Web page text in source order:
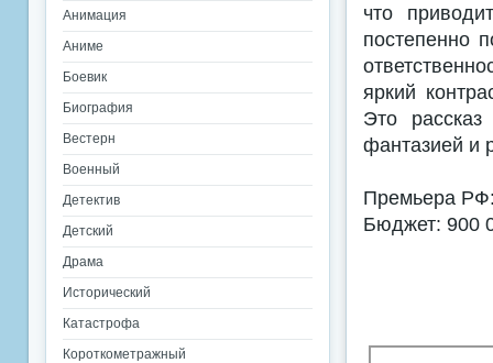
что
постепенно
яркий
Это
фантазией и
Премьера
Бюджет: 900
Анимация
Аниме
Боевик
Биография
Вестерн
Военный
Детектив
Детский
Драма
Исторический
Катастрофа
Короткометражный